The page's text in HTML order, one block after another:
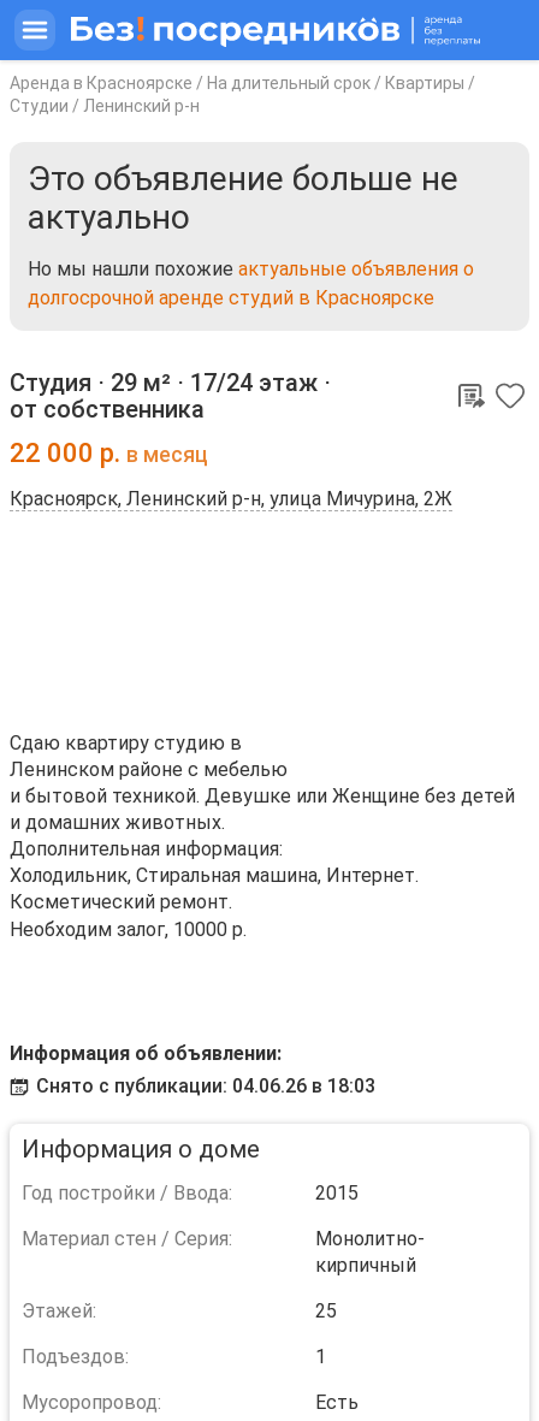
Аренда в Красноярске / На длительный срок / Квартиры /
Студии / Ленинский р-н
Это объявление больше не
актуально
Но мы нашли похожие актуальные объявления о
долгосрочной аренде студий в Красноярске
Студия ⋅ 29 м² ⋅ 17/24 этаж ⋅
от собственника
22 000 р. в месяц
Красноярск, Ленинский р-н, улица Мичурина, 2Ж
Сдаю квартиру студию в
Ленинском районе с мебелью
и бытовой техникой. Девушке или Женщине без детей
и домашних животных.
Дополнительная информация:
Холодильник, Стиральная машина, Интернет.
Косметический ремонт.
Необходим залог, 10000 р.
Информация об объявлении:
Снято с публикации: 04.06.26 в 18:03
Информация о доме
Год постройки / Ввода:
2015
Материал стен / Серия:
Монолитно-
кирпичный
Этажей:
25
Подъездов:
1
Мусоропровод:
Есть